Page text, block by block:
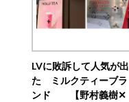
LVに敗訴して人気が出
た ミルクティーブラ
ンド 【野村義樹✕